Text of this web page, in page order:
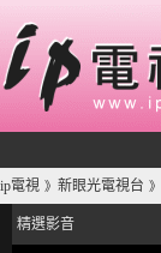
ip電視 》 新眼光電視台 》
精選影音